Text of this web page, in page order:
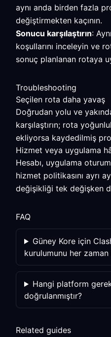
aynı anda birden fazla
değiştirmekten kaçının.
Sonucu karşılaştırın:
koşullarını inceleyin ve
sonuç planlanan rotaya
Troubleshooting
Seçilen rota daha yavaş
Doğrudan yolu ve
karşılaştırın; rota
ekliyorsa kaydedilmiş
Hizmet veya uygulama
Hesabı, uygulama
hizmet politikasını ayrı
değişikliği tek değişken
FAQ
Güney Kore için
kurulumunu her
Hangi platform
doğrulanmıştır?
Related guides